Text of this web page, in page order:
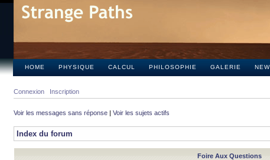
HOME PHYSIQUE CALCUL PHILOSOPHIE GALERIE
Connexion Inscription
Voir les messages sans réponse | Voir les sujets actifs
Index du forum
Foire Aux Questions